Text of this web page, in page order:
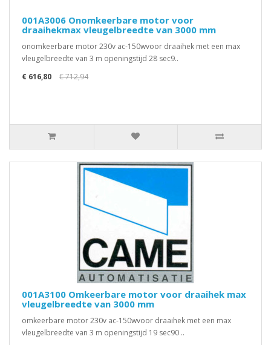
001A3006 Onomkeerbare motor voor
draaihekmax vleugelbreedte van 3000 mm
onomkeerbare motor 230v ac-150wvoor draaihek met een max
vleugelbreedte van 3 m openingstijd 28 sec9..
€ 616,80
€ 712,94
001A3100 Omkeerbare motor voor draaihek max
vleugelbreedte van 3000 mm
omkeerbare motor 230v ac-150wvoor draaihek met een max
vleugelbreedte van 3 m openingstijd 19 sec90 ..